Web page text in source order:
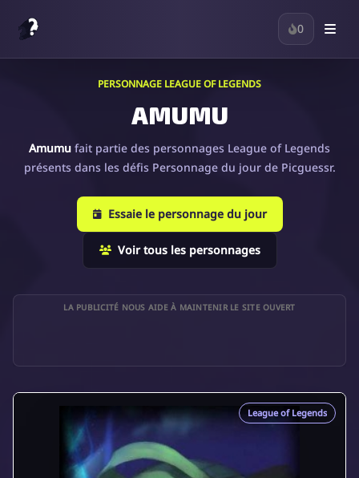
0
PERSONNAGE LEAGUE OF LEGENDS
AMUMU
Amumu fait partie des personnages League of Legends
présents dans les défis Personnage du jour de Picguessr.
Essaie le personnage du jour
Voir tous les personnages
LA PUBLICITÉ NOUS AIDE À MAINTENIR LE SITE OUVERT
League of Legends